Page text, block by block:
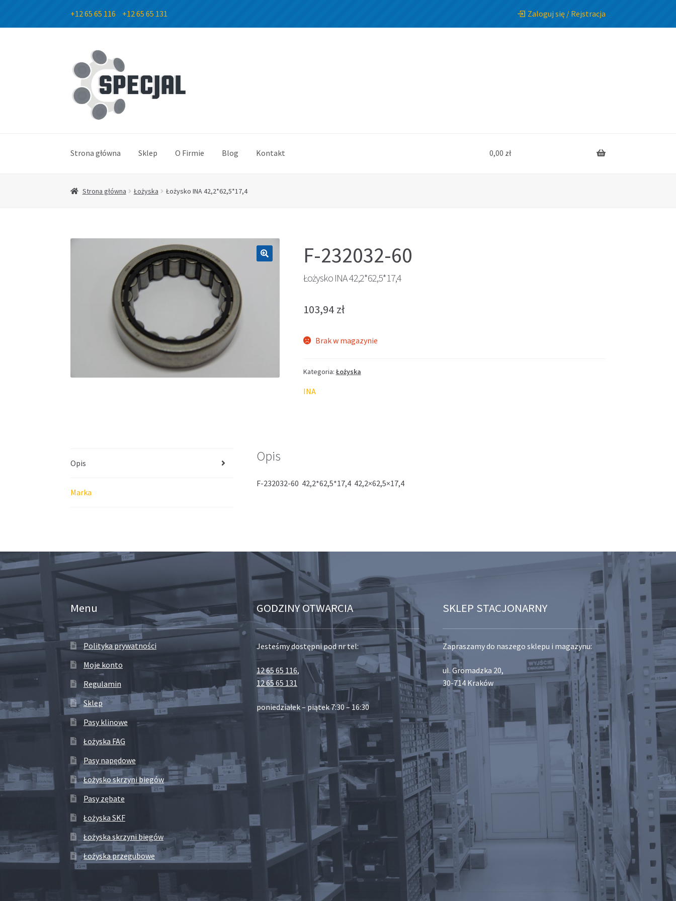
+12 65 65 116 +12 65 65 131 Zaloguj się / Rejstracja
Przejdź
do
nawigacji
Przejdź
do
treści
Strona główna Sklep O Firmie Blog Kontakt 0,00 zł
Strona główna Łożyska Łożysko INA 42,2*62,5*17,4
F-232032-60
Łożysko INA 42,2*62,5*17,4
103,94 zł
Brak w magazynie
Kategoria: Łożyska
INA
Opis
Marka
Opis
F-232032-60 42,2*62,5*17,4 42,2×62,5×17,4
Menu
Polityka prywatności
Moje konto
Regulamin
Sklep
Pasy klinowe
Łożyska FAG
Pasy napędowe
Łożysko skrzyni biegów
Pasy zębate
Łożyska SKF
Łożyska skrzyni biegów
Łożyska przegubowe
GODZINY OTWARCIA
Jesteśmy dostępni pod nr tel:
12 65 65 116,
12 65 65 131
poniedziałek – piątek 7:30 – 16:30
SKLEP STACJONARNY
Zapraszamy do naszego sklepu i magazynu:
ul. Gromadzka 20,
30-714 Kraków